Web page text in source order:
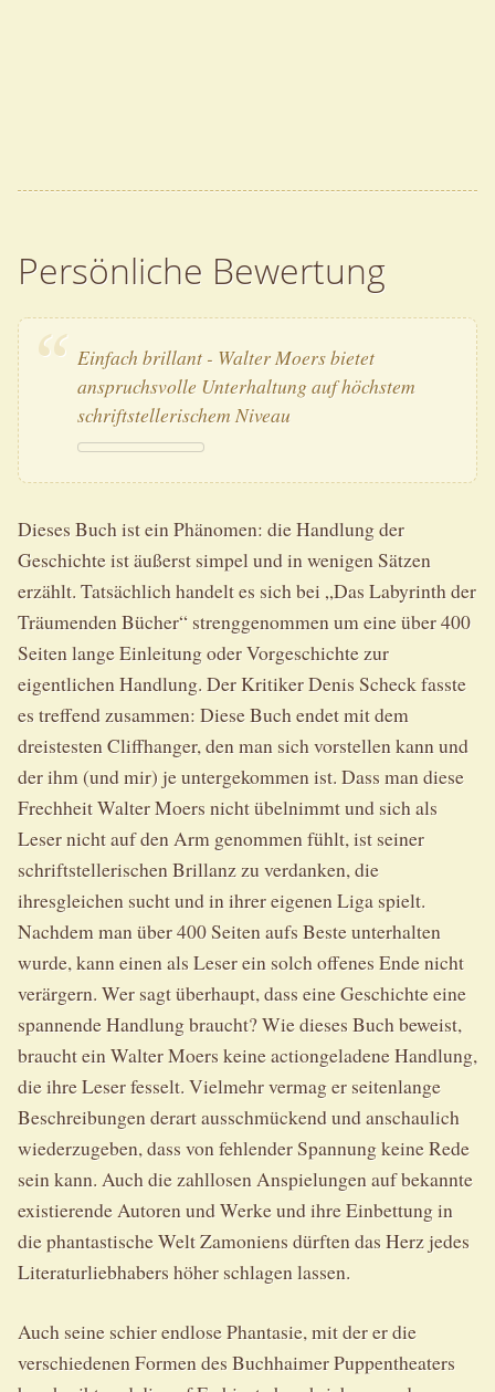
Persönliche Bewertung
Einfach brillant - Walter Moers bietet
anspruchsvolle Unterhaltung auf höchstem
schriftstellerischem Niveau
Dieses Buch ist ein Phänomen: die Handlung der
Geschichte ist äußerst simpel und in wenigen Sätzen
erzählt. Tatsächlich handelt es sich bei „Das Labyrinth der
Träumenden Bücher“ strenggenommen um eine über 400
Seiten lange Einleitung oder Vorgeschichte zur
eigentlichen Handlung. Der Kritiker Denis Scheck fasste
es treffend zusammen: Diese Buch endet mit dem
dreistesten Cliffhanger, den man sich vorstellen kann und
der ihm (und mir) je untergekommen ist. Dass man diese
Frechheit Walter Moers nicht übelnimmt und sich als
Leser nicht auf den Arm genommen fühlt, ist seiner
schriftstellerischen Brillanz zu verdanken, die
ihresgleichen sucht und in ihrer eigenen Liga spielt.
Nachdem man über 400 Seiten aufs Beste unterhalten
wurde, kann einen als Leser ein solch offenes Ende nicht
verärgern. Wer sagt überhaupt, dass eine Geschichte eine
spannende Handlung braucht? Wie dieses Buch beweist,
braucht ein Walter Moers keine actiongeladene Handlung,
die ihre Leser fesselt. Vielmehr vermag er seitenlange
Beschreibungen derart ausschmückend und anschaulich
wiederzugeben, dass von fehlender Spannung keine Rede
sein kann. Auch die zahllosen Anspielungen auf bekannte
existierende Autoren und Werke und ihre Einbettung in
die phantastische Welt Zamoniens dürften das Herz jedes
Literaturliebhabers höher schlagen lassen.
Auch seine schier endlose Phantasie, mit der er die
verschiedenen Formen des Buchhaimer Puppentheaters